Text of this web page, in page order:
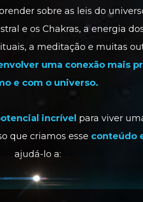
sobre as leis do
e os Chakras, a energia
a meditação e muitas
uma conexão mais
e com o universo.
incrível para viver
que criamos esse conteúdo
ajudá-lo a: